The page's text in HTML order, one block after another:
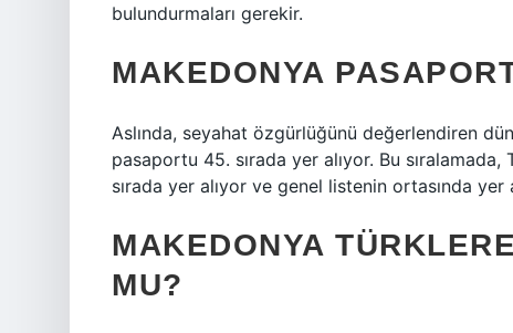
bulundurmaları gerekir.
MAKEDONYA
Aslında, seyahat özgürlüğünü değerlendiren
pasaportu 45. sırada yer alıyor. Bu
sırada yer alıyor ve genel listenin ortasında yer
MAKEDONYA
MU?